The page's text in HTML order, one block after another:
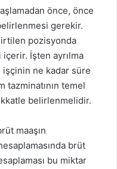
önce, önce
gerekir.
pozisyonda
içerir. İşten ayrılma
ne kadar süre
tazminatının temel
belirlenmelidir.
maaşın
brüt
bu miktar